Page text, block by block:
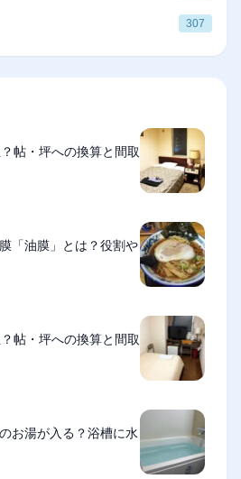
307
帖・坪への換算と間取
「油膜」とは？役割や
帖・坪への換算と間取
お湯が入る？浴槽に水